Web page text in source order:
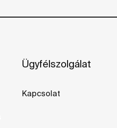
Ügyfélszolgálat
Kapcsolat